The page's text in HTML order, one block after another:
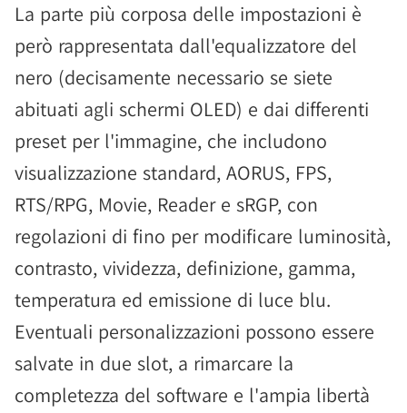
La parte più corposa delle impostazioni è
però rappresentata dall'equalizzatore del
nero (decisamente necessario se siete
abituati agli schermi OLED) e dai differenti
preset per l'immagine, che includono
visualizzazione standard, AORUS, FPS,
RTS/RPG, Movie, Reader e sRGP, con
regolazioni di fino per modificare luminosità,
contrasto, vividezza, definizione, gamma,
temperatura ed emissione di luce blu.
Eventuali personalizzazioni possono essere
salvate in due slot, a rimarcare la
completezza del software e l'ampia libertà